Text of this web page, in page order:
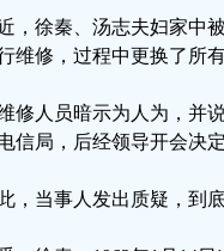
，徐秦、汤志夫妇家中
维修，过程中更换了所
修人员暗示为人为，并
信局，后经领导开会决
，当事人发出质疑，到